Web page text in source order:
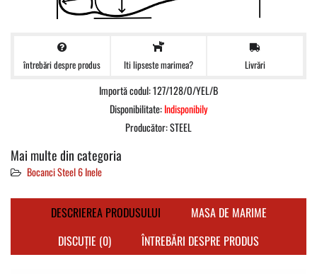
întrebări despre produs Iti lipseste marimea? Livrări
Importă codul: 127/128/O/YEL/B
Disponibilitate:Indisponibily
Producător:STEEL
Mai multe din categoria
Bocanci Steel 6 Inele
DESCRIEREA PRODUSULUI
MASA DE MARIME
DISCUȚIE (0)
ÎNTREBĂRI DESPRE PRODUS